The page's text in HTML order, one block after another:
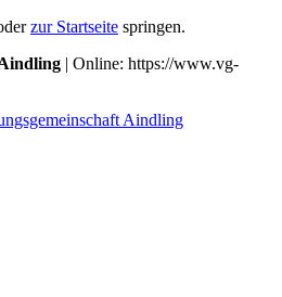
zur Startseite springen.
| Online: https://www.vg-